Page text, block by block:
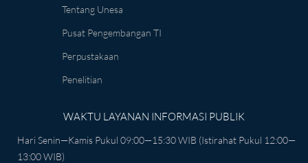
Tentang Unesa
Pusat Pengembangan TI
Perpustakaan
Penelitian
WAKTU LAYANAN INFORMASI PUBLIK
Hari Senin—Kamis Pukul 09:00—15:30 WIB (istirahat Pukul 12:00—
13:00 WIB)